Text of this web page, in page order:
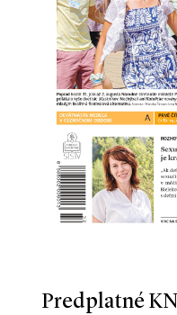
Predplatné KN